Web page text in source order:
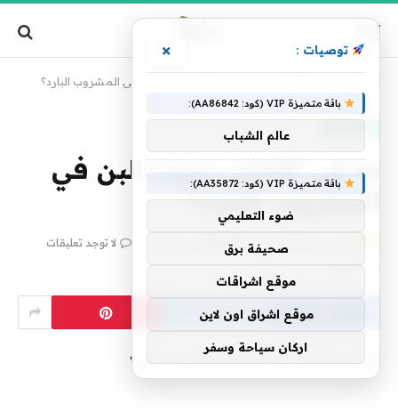
ما هي أفضل حبوب البن في المشروب البارد؟
ما هي أفضل حبوب البن في
المشروب البارد؟
لا توجد تعليقات
3 دقائق
توصيات : ×
باقة متميزة VIP (كود: AA86842):
عالم الشباب
باقة متميزة VIP (كود: AA35872):
ضوء التعليمي
صحيفة برق
موقع اشراقات
موقع اشراق اون لاين
اركان سياحة وسفر